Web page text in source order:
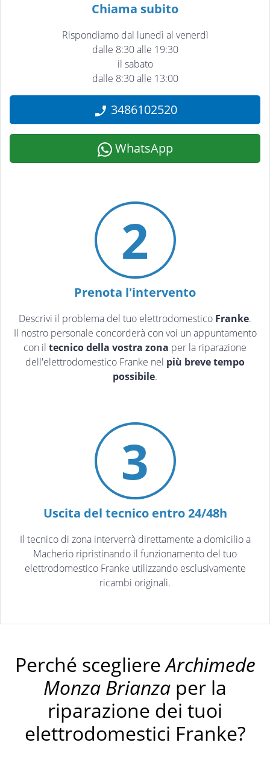
Chiama subito
Rispondiamo dal lunedì al venerdì
dalle 8:30 alle 19:30
il sabato
dalle 8:30 alle 13:00
3486102520
WhatsApp
2
Prenota l'intervento
Descrivi il problema del tuo elettrodomestico Franke.
Il nostro personale concorderà con voi un appuntamento
con il tecnico della vostra zona per la riparazione
dell'elettrodomestico Franke nel più breve tempo
possibile.
3
Uscita del tecnico entro 24/48h
Il tecnico di zona interverrà direttamente a domicilio a
Macherio ripristinando il funzionamento del tuo
elettrodomestico Franke utilizzando esclusivamente
ricambi originali.
Perché scegliereArchimede
Monza Brianza per la
riparazione dei tuoi
elettrodomestici Franke?